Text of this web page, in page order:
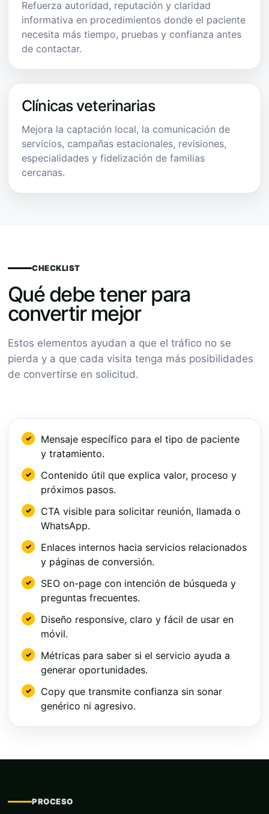
Refuerza autoridad, reputación y claridad
informativa en procedimientos donde el paciente
necesita más tiempo, pruebas y confianza antes
de contactar.
Clínicas veterinarias
Mejora la captación local, la comunicación de
servicios, campañas estacionales, revisiones,
especialidades y fidelización de familias
cercanas.
CHECKLIST
Qué debe tener para
convertir mejor
Estos elementos ayudan a que el tráfico no se
pierda y a que cada visita tenga más posibilidades
de convertirse en solicitud.
Mensaje específico para el tipo de paciente
y tratamiento.
Contenido útil que explica valor, proceso y
próximos pasos.
CTA visible para solicitar reunión, llamada o
WhatsApp.
Enlaces internos hacia servicios relacionados
y páginas de conversión.
SEO on-page con intención de búsqueda y
preguntas frecuentes.
Diseño responsive, claro y fácil de usar en
móvil.
Métricas para saber si el servicio ayuda a
generar oportunidades.
Copy que transmite confianza sin sonar
genérico ni agresivo.
PROCESO